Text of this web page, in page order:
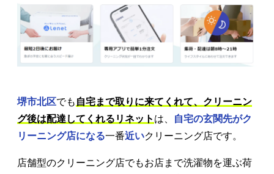
堺市北区でも 自宅まで取りに来てくれて、クリーニン
グ後は配達してくれるリネット は、
自宅の玄関先がク
リーニング店になる一番近いクリーニング店です。
店舗型のクリーニング店でもお店まで洗濯物を運ぶ荷